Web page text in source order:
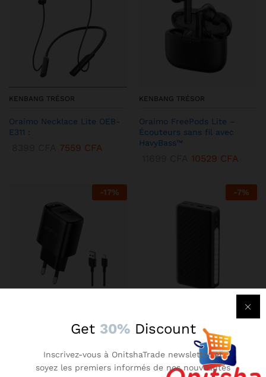
KENBANG TRÉSOR
Oraimo Necklace Lite OEB-
E311 :
7559 CFA
KENBANG TRÉSOR
Oraimo FreePods Lite –
Écouteurs sans fil avec
HavyBass™
10529 CFA
-17%
Chargeur Mural Oraimo 2A –
AniFast™
2899CFA 2609CFA
-7%
Oraimo Traveler 3 Lit –
Batterie Externe 27000 mAh
Ultra-Puissante
14899CFA 13409CFA
Get 30% Discount
Inscrivez-vous à OnitshaTrade newsletter et
soyez les premiers informés de nos nouveautés